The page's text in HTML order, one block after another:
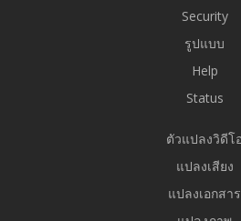
Security
รูปแบบ
Help
Status
ตัวแปลงวิดีโอ
แปลงเสียง
แปลงเอกสาร